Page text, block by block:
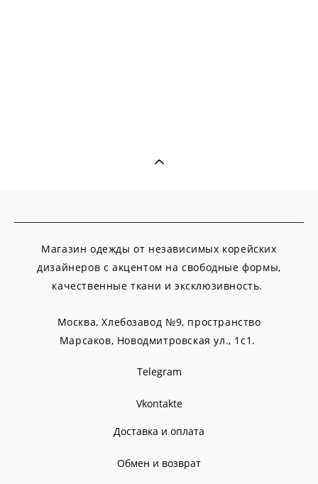
Магазин одежды от независимых корейских
дизайнеров с акцентом на свободные формы,
качественные ткани и эксклюзивность.
Москва, Хлебозавод №9, пространство
Марсаков, Новодмитровская ул., 1с1.
Telegram
Vkontakte
Доставка и оплата
Обмен и возврат